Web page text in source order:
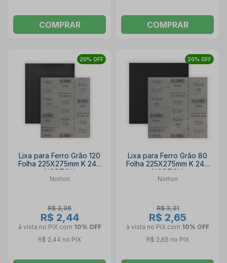
COMPRAR COMPRAR
20% OFF
Lixa para Ferro Grão 120
Folha 225X275mm K 246
NORTON
Norton
R$ 3,06
R$ 2,44
à vista no PIX com 10% OFF
R$ 2,44 no PIX
20% OFF
Lixa para Ferro Grão 80
Folha 225X275mm K 246
NORTON
Norton
R$ 3,31
R$ 2,65
à vista no PIX com 10% OFF
R$ 2,65 no PIX